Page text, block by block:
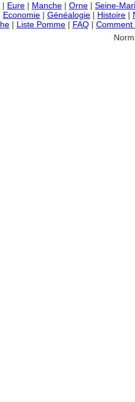
| Eure | Manche | Orne | Seine-
Economie | Généalogie | Histoire |
| Liste Pomme | FAQ | Comment